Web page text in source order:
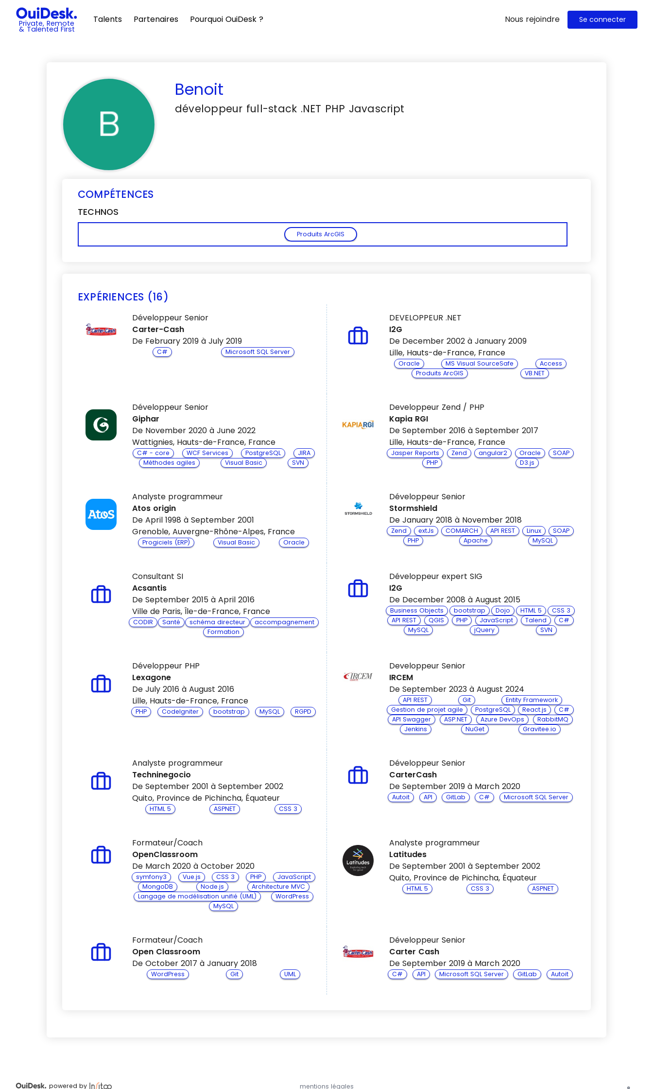
Private, Remote
& Talented First
Talents Partenaires Pourquoi OuiDesk ? Nous rejoindre Se connecter
Benoit
développeur full-stack .NET PHP Javascript
COMPÉTENCES
TECHNOS
Produits ArcGIS
Voir plus
EXPÉRIENCES (16)
Développeur Senior
Carter-Cash
De February 2019 à July 2019
C# Microsoft SQL Server
DEVELOPPEUR .NET
I2G
De December 2002 à January 2009
Lille, Hauts-de-France, France
Oracle MS Visual SourceSafe
Access
Produits ArcGIS
VB.NET
Développeur Senior
Giphar
De November 2020 à June 2022
Wattignies, Hauts-de-France, France
C# - core WCF Services PostgreSQL
JIRA
Méthodes agiles
Visual Basic SVN
Developpeur Zend / PHP
Kapia RGI
De September 2016 à September 2017
Lille, Hauts-de-France, France
Jasper Reports Zend angular2 Oracle
SOAP
PHP
D3.js
Analyste programmeur
Atos origin
De April 1998 à September 2001
Grenoble, Auvergne-Rhône-Alpes, France
Progiciels (ERP) Visual Basic Oracle
Développeur Senior
Stormshield
De January 2018 à November 2018
Zend extJs COMARCH API REST Linux
SOAP
PHP
Apache MySQL
Consultant SI
Acsantis
De September 2015 à April 2016
Ville de Paris, Île-de-France, France
CODIR Santé schéma directeur
accompagnement
Formation
Développeur expert SIG
I2G
De December 2008 à August 2015
Business Objects bootstrap Dojo HTML 5
CSS 3
API REST
QGIS PHP JavaScript Talend
C#
MySQL
jQuery SVN
Développeur PHP
Lexagone
De July 2016 à August 2016
Lille, Hauts-de-France, France
PHP CodeIgniter bootstrap MySQL RGPD
Developpeur Senior
IRCEM
De September 2023 à August 2024
API REST Git
Entity Framework
Gestion de projet agile
PostgreSQL React.js
C#
API Swagger
ASP.NET Azure DevOps
RabbitMQ
Jenkins
NuGet Gravitee.io
Analyste programmeur
Techninegocio
De September 2001 à September 2002
Quito, Province de Pichincha, Équateur
HTML 5 ASPNET CSS 3
Développeur Senior
CarterCash
De September 2019 à March 2020
Autoit API GitLab C# Microsoft SQL Server
Formateur/Coach
OpenClassroom
De March 2020 à October 2020
symfony3 Vue.js CSS 3 PHP
JavaScript
MongoDB
Node.js
Architecture MVC
Langage de modélisation unifié (UML)
WordPress
MySQL
Analyste programmeur
Latitudes
De September 2001 à September 2002
Quito, Province de Pichincha, Équateur
HTML 5 CSS 3 ASPNET
Formateur/Coach
Open Classroom
De October 2017 à January 2018
WordPress Git UML
Développeur Senior
Carter Cash
De September 2019 à March 2020
C# API Microsoft SQL Server GitLab Autoit
powered by mentions légales